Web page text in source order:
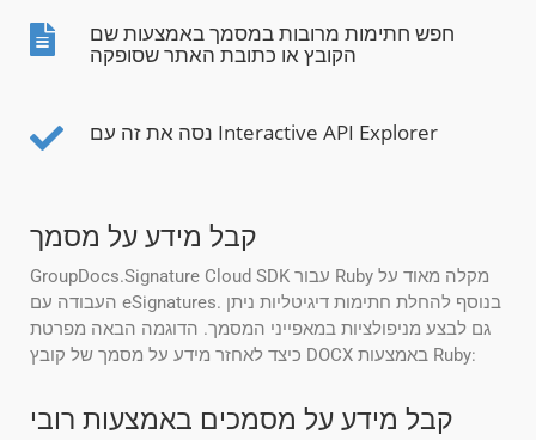
חפש חתימות מרובות במסמך באמצעות שם
הקובץ או כתובת האתר שסופקה
נסה את זה עם Interactive API Explorer
קבל מידע על מסמך
GroupDocs.Signature Cloud SDK עבור Ruby מקלה מאוד על
העבודה עם eSignatures. בנוסף להחלת חתימות דיגיטליות ניתן
גם לבצע מניפולציות במאפייני המסמך. הדוגמה הבאה מפרטת
כיצד לאחזר מידע על מסמך של קובץ DOCX באמצעות Ruby:
קבל מידע על מסמכים באמצעות רובי